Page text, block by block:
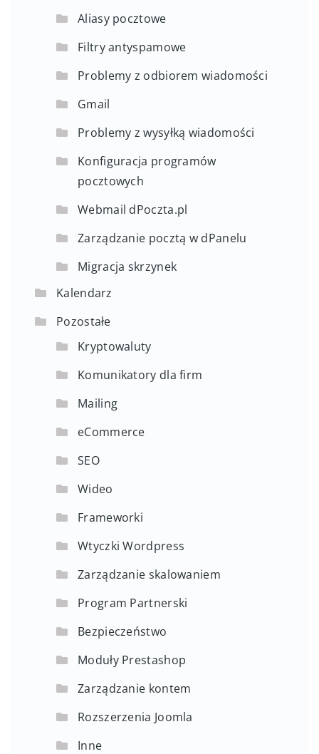
Aliasy pocztowe
Filtry antyspamowe
Problemy z odbiorem wiadomości
Gmail
Problemy z wysyłką wiadomości
Konfiguracja programów
pocztowych
Webmail dPoczta.pl
Zarządzanie pocztą w dPanelu
Migracja skrzynek
Kalendarz
Pozostałe
Kryptowaluty
Komunikatory dla firm
Mailing
eCommerce
SEO
Wideo
Frameworki
Wtyczki Wordpress
Zarządzanie skalowaniem
Program Partnerski
Bezpieczeństwo
Moduły Prestashop
Zarządzanie kontem
Rozszerzenia Joomla
Inne